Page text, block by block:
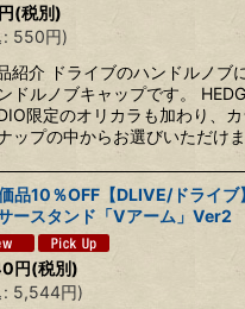
円(税別)
: 550円)
紹介 ドライブのハンドルノブ
ドルノブキャップです。
限定のオリカラも加わり、
ップの中からお選びいただけ
品10％OFF【DLIVE/ドライブ
ースタンド「Vアーム」Ver2
円(税別)
: 5,544円)